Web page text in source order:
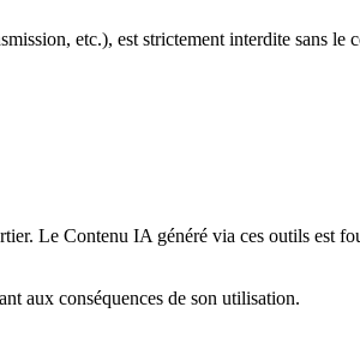
etc.), est strictement interdite sans le
Le Contenu IA généré via ces outils est
aux conséquences de son utilisation.